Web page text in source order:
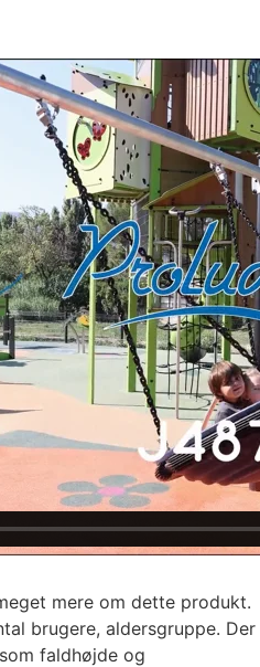
mere om dette produkt.
brugere, aldersgruppe. Der
faldhøjde og